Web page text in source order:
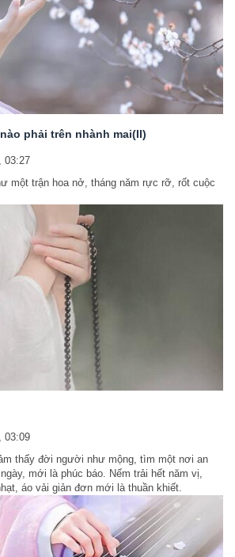
phải trên nhành mai(II)
03:27
một trận hoa nở, tháng năm rực rỡ, rốt cuộc
03:09
thấy đời người như mộng, tìm một nơi an
mới là phúc báo. Nếm trải hết năm vị,
áo vải giản đơn mới là thuần khiết.